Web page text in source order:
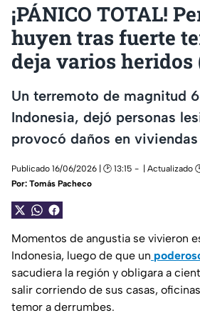
¡PÁNICO TOTAL!
huyen tras fuerte
deja varios heridos
Un terremoto de magnitud
Indonesia, dejó personas
provocó daños en
Publicado 16/06/2026 | 🕑 13:15
| Actualizado
Por: Tomás Pacheco
Momentos de angustia se vivieron
Indonesia, luego de que un
sacudiera la región y obligara a
salir corriendo de sus casas,
temor a derrumbes.